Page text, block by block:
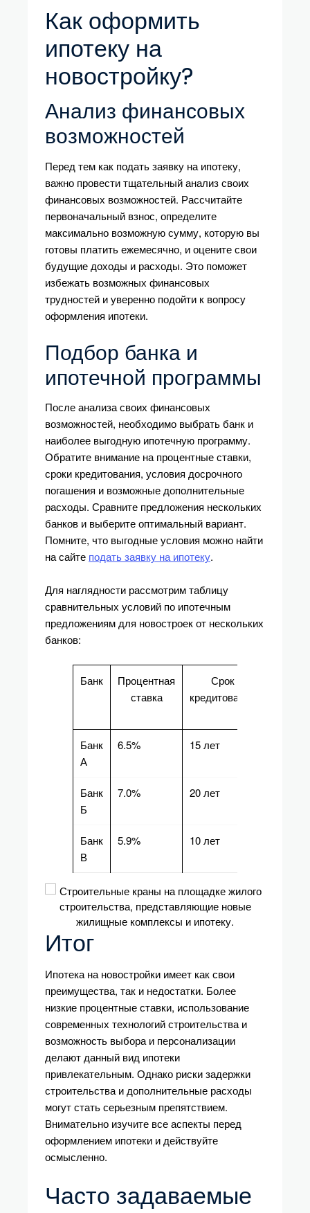
Как оформить
ипотеку на
новостройку?
Анализ финансовых
возможностей
Перед тем как подать заявку на ипотеку,
важно провести тщательный анализ своих
финансовых возможностей. Рассчитайте
первоначальный взнос, определите
максимально возможную сумму, которую вы
готовы платить ежемесячно, и оцените свои
будущие доходы и расходы. Это поможет
избежать возможных финансовых
трудностей и уверенно подойти к вопросу
оформления ипотеки.
Подбор банка и
ипотечной программы
После анализа своих финансовых
возможностей, необходимо выбрать банк и
наиболее выгодную ипотечную программу.
Обратите внимание на процентные ставки,
сроки кредитования, условия досрочного
погашения и возможные дополнительные
расходы. Сравните предложения нескольких
банков и выберите оптимальный вариант.
Помните, что выгодные условия можно найти
на сайте подать заявку на ипотеку.
Для наглядности рассмотрим таблицу
сравнительных условий по ипотечным
предложениям для новостроек от нескольких
банков:
Банк
Процентная
ставка
Срок
кредитования
Банк
А
6.5% 15 лет
Банк
Б
7.0% 20 лет
Банк
В
5.9% 10 лет
Итог
Ипотека на новостройки имеет как свои
преимущества, так и недостатки. Более
низкие процентные ставки, использование
современных технологий строительства и
возможность выбора и персонализации
делают данный вид ипотеки
привлекательным. Однако риски задержки
строительства и дополнительные расходы
могут стать серьезным препятствием.
Внимательно изучите все аспекты перед
оформлением ипотеки и действуйте
осмысленно.
Часто задаваемые